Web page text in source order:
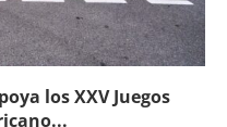
los XXV Juegos